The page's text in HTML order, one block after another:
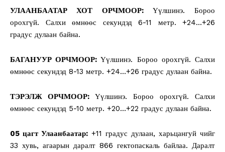
УЛААНБААТАР ХОТ ОРЧМООР: Үүлшинэ. Бороо
орохгүй. Салхи өмнөөс секундэд 6-11 метр. +24…+26
градус дулаан байна.
БАГАНУУР ОРЧМООР:Үүлшинэ. Бороо орохгүй. Салхи
өмнөөс секундэд 8-13 метр. +24…+26 градус дулаан байна.
ТЭРЭЛЖ ОРЧМООР: Үүлшинэ. Бороо орохгүй. Салхи
өмнөөс секундэд 5-10 метр. +20…+22 градус дулаан байна.
05 цагт Улаанбаатар: +11 градус дулаан, харьцангуй чийг
33 хувь, агаарын даралт 866 гектопаскаль байлаа. Даралт